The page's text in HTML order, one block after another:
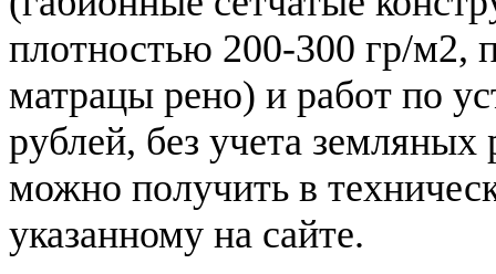
плотностью 200-300 гр/м2,
матрацы рено) и работ по
рублей, без учета
можно получить в
указанному на сайте.